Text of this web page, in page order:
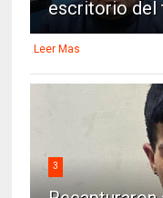
escritorio del
Leer Mas
3